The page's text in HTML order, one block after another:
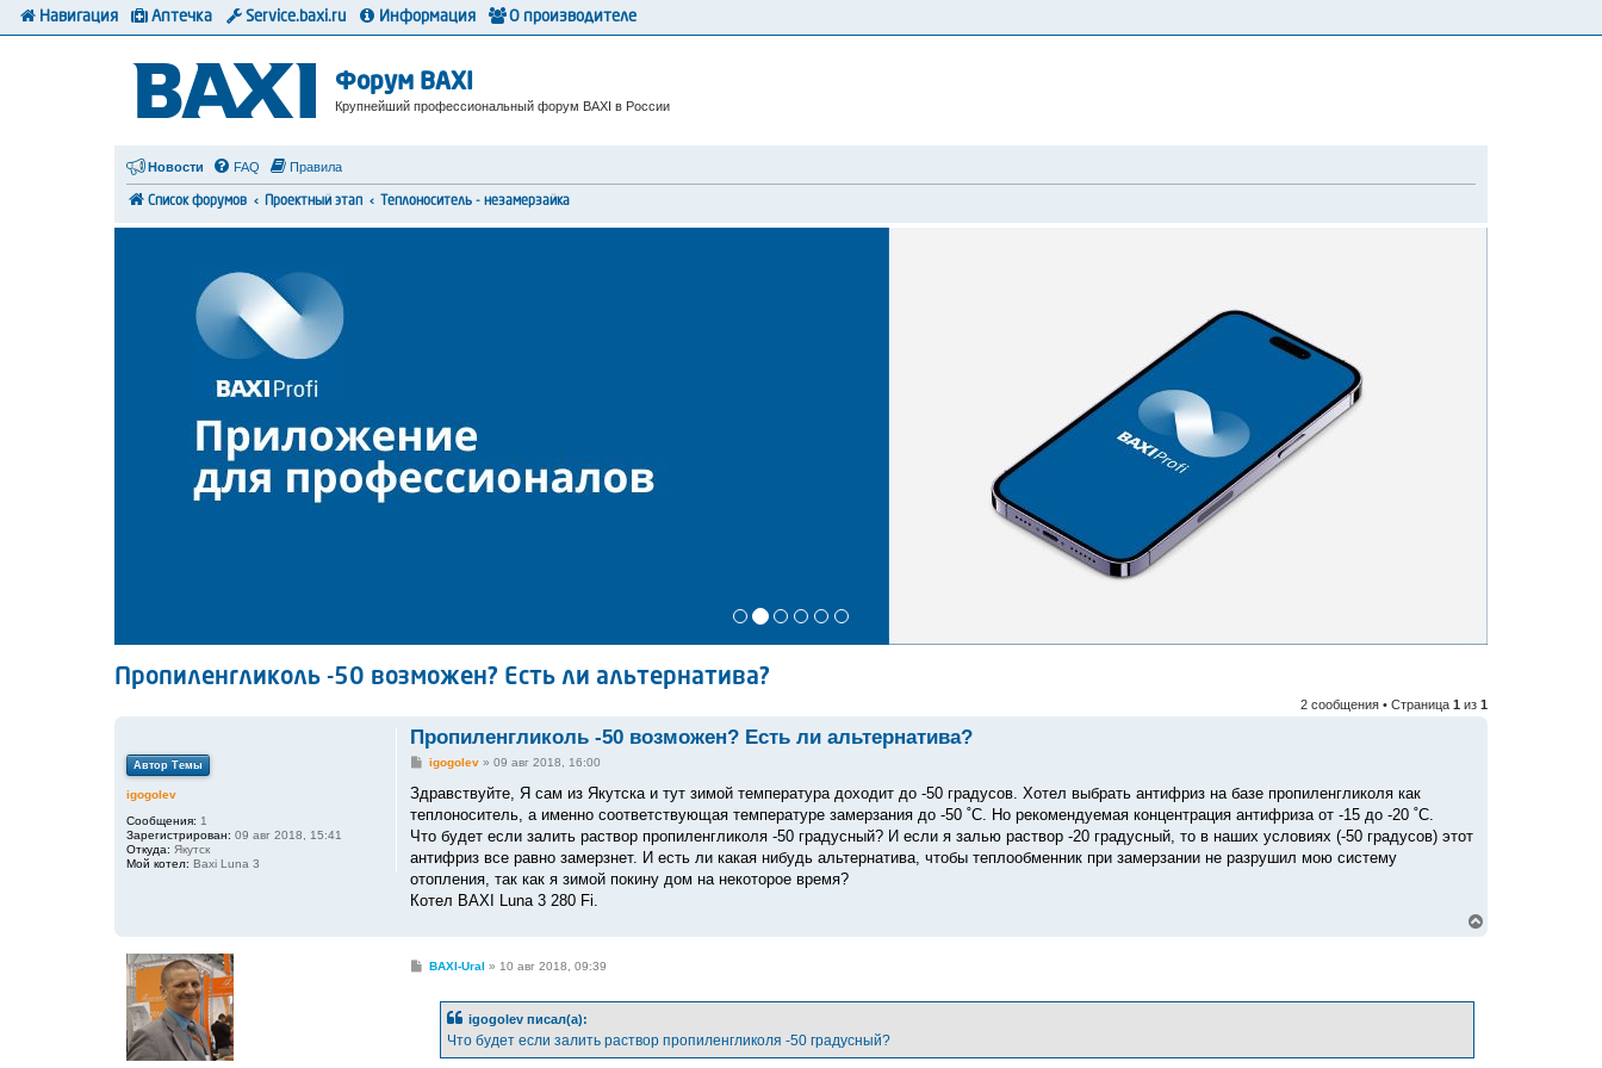
Форум BAXI
Крупнейший профессиональный форум BAXI в России
Новости FAQ Правила
Список форумов Проектный этап Теплоноситель - незамерзайка
Пропиленгликоль -50 возможен? Есть ли альтернатива?
2 сообщения • Страница 1 из 1
Автор Темы
igogolev
Сообщения: 1
Зарегистрирован: 09 авг 2018, 15:41
Откуда: Якутск
Мой котел: Baxi Luna 3
Пропиленгликоль -50 возможен? Есть ли альтернатива?
С
о
б
щ
е
и
е
igogolev» 09 авг 2018, 16:00
Здравствуйте, Я сам из Якутска и тут зимой температура доходит до -50 градусов. Хотел выбрать антифриз на базе пропиленгликоля как
теплоноситель, а именно соответствующая температуре замерзания до -50 ˚С. Но рекомендуемая концентрация антифриза от -15 до -20 ˚С.
Что будет если залить раствор пропиленгликоля -50 градусный? И если я залью раствор -20 градусный, то в наших условиях (-50 градусов) этот
антифриз все равно замерзнет. И есть ли какая нибудь альтернатива, чтобы теплообменник при замерзании не разрушил мою систему
отопления, так как я зимой покину дом на некоторое время?
Котел BAXI Luna 3 280 Fi.
СBAXI-Ural » 10 авг 2018, 09:39
igogolev писал(а):
Что будет если залить раствор пропиленгликоля -50 градусный?
Навигация Аптечка Service.baxi.ru Информация О производителе